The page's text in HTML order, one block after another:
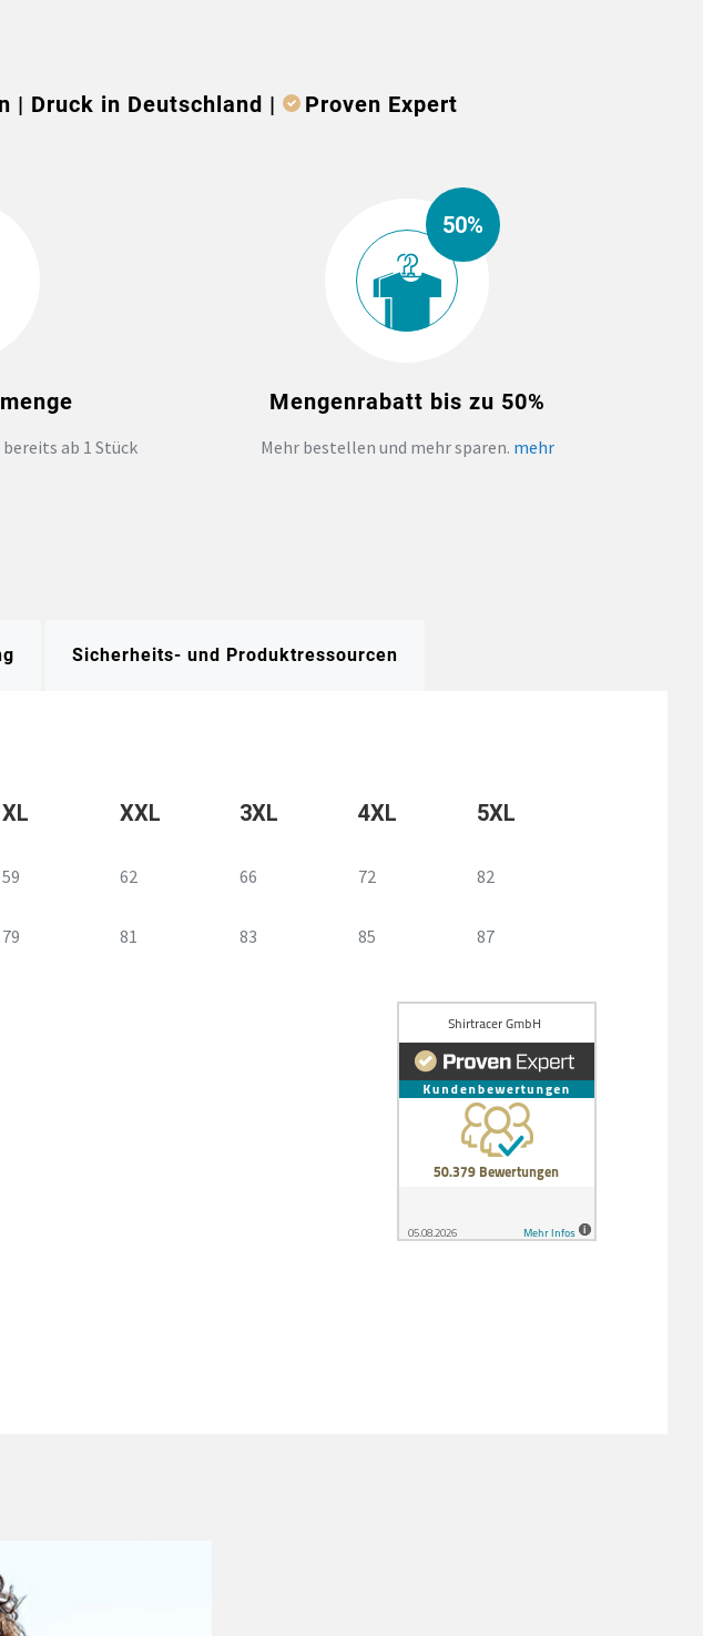
| Druck in Deutschland | Proven Expert
ab 1 Stück
50%
Mengenrabatt bis zu 50%
Mehr bestellen und mehr sparen. mehr
Sicherheits- und Produktressourcen
XL XXL 3XL 4XL 5XL
59 62 66 72 82
79 81 83 85 87